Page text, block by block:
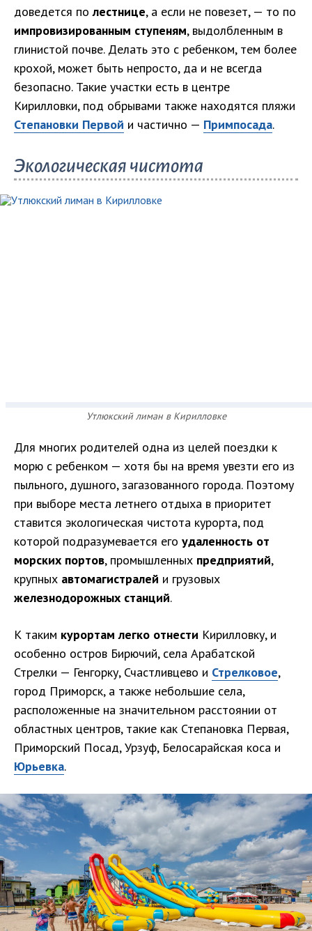
доведется полестнице, а если не повезет, — то по
импровизированным ступеням, выдолбленным в
глинистой почве. Делать это с ребенком, тем более
крохой, может быть непросто, да и не всегда
безопасно. Такие участки есть в центре
Кирилловки, под обрывами также находятся пляжи
Степановки Первой и частично — Примпосада.
Экологическая чистота
Утлюкский лиман в Кирилловке
Для многих родителей одна из целей поездки к
морю с ребенком — хотя бы на время увезти его из
пыльного, душного, загазованного города. Поэтому
при выборе места летнего отдыха в приоритет
ставится экологическая чистота курорта, под
которой подразумевается его удаленность от
морских портов, промышленных предприятий,
крупных автомагистралей и грузовых
железнодорожных станций.
К таким курортам легко отнести Кирилловку, и
особенно остров Бирючий, села Арабатской
Стрелки — Генгорку, Счастливцево и Стрелковое,
город Приморск, а также небольшие села,
расположенные на значительном расстоянии от
областных центров, такие как Степановка Первая,
Приморский Посад, Урзуф, Белосарайская коса и
Юрьевка.